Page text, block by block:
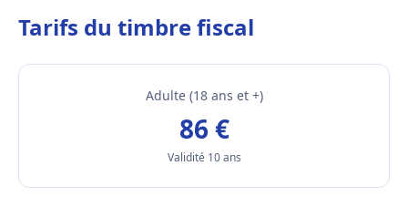
Tarifs du timbre fiscal
Adulte (18 ans et +)
86 €
Validité 10 ans